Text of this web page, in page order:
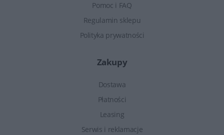
Pomoc i FAQ
Regulamin sklepu
Polityka prywatności
Zakupy
Dostawa
Płatności
Leasing
Serwis i reklamacje